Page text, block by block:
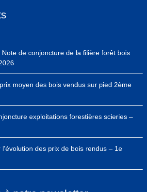
de conjoncture de la filière forêt bois
moyen des bois vendus sur pied 2ème
exploitations forestières scieries –
des prix de bois rendus – 1e